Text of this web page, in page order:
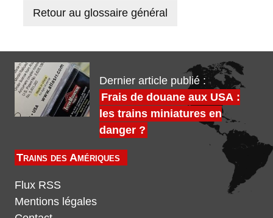
Retour au glossaire général
Dernier article publié :
Frais de douane aux USA :
les trains miniatures en
danger ?
Trains des Amériques
Flux RSS
Mentions légales